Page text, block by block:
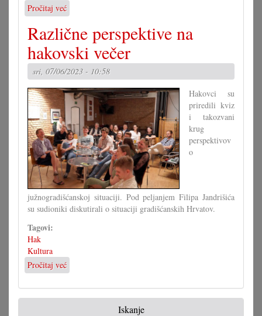
Pročitaj već
Hajszan
nova
predsjednica
HAK-
a
Različne perspektive na
hakovski večer
sri, 07/06/2023 - 10:58
Hakovci su
priredili kviz
i takozvani
krug
perspektivov
o
južnogradišćanskoj situaciji. Pod peljanjem Filipa Jandrišića
su sudioniki diskutirali o situaciji gradišćanskih Hrvatov.
Tagovi:
Hak
Kultura
Pročitaj već
Različne
perspektive
na
Iskanje